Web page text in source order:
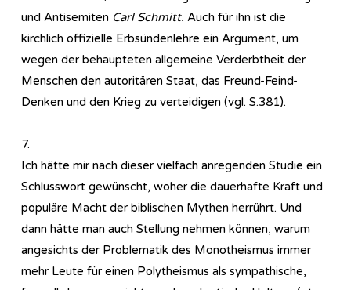
und Antisemiten Carl Schmitt. Auch für ihn ist die
kirchlich offizielle Erbsündenlehre ein Argument, um
wegen der behaupteten allgemeine Verderbtheit der
Menschen den autoritären Staat, das Freund-Feind-
Denken und den Krieg zu verteidigen (vgl. S.381).
7.
Ich hätte mir nach dieser vielfach anregenden Studie ein
Schlusswort gewünscht, woher die dauerhafte Kraft und
populäre Macht der biblischen Mythen herrührt. Und
dann hätte man auch Stellung nehmen können, warum
angesichts der Problematik des Monotheismus immer
mehr Leute für einen Polytheismus als sympathische,